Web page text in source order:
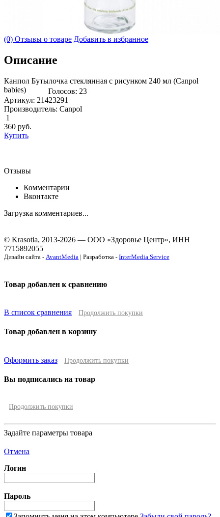
(0) Отзывы о товаре Добавить в избранное
Описание
Канпол Бутылочка стеклянная с рисунком 240 мл (Canpol
babies)
Голосов: 23
Артикул: 21423291
Производитель: Canpol
1
360 руб.
Купить
Отзывы
Комментарии
Вконтакте
Загрузка комментариев...
© Krasotia, 2013-2026 — ООО «Здоровье Центр», ИНН
7715892055
Дизайн сайта - AvantMedia | Разработка - InterMedia Service
Товар добавлен к сравнению
В список сравнения Продолжить покупки
Товар добавлен в корзину
Оформить заказ Продолжить покупки
Вы подписались на товар
Продолжить покупки
Задайте параметры товара
Отмена
Логин
Пароль